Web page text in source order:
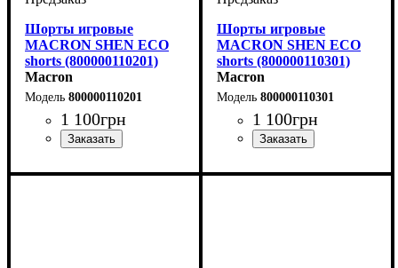
Шорты игровые
MACRON SHEN ECO
shorts (800000110201)
Macron
800000110201
1 100грн
Шорты игровые
MACRON SHEN ECO
shorts (800000110301)
Macron
800000110301
1 100грн